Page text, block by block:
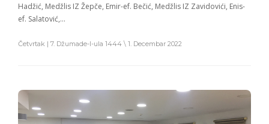
Hadžić, Medžlis IZ Žepče, Emir-ef. Bečić, Medžlis IZ Zavidovići, Enis-
ef. Salatović,…
Četvrtak | 7. Džumade-l-ula 1444 \ 1. Decembar 2022